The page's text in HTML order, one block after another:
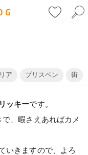
ア
ブリスベン 街
ッキーです。
、暇さえあればカメ
いきますので、よろ